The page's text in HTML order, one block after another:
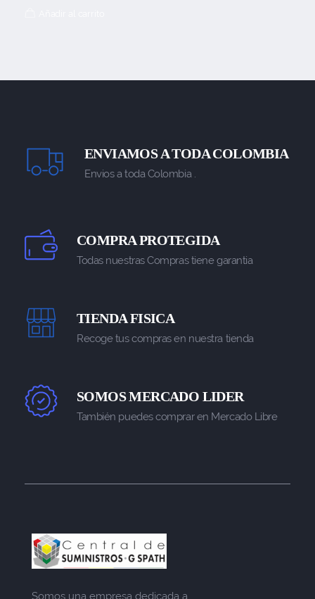
ENVIAMOS A TODA COLOMBIA
Envios a toda Colombia .
COMPRA PROTEGIDA
Todas nuestras Compras tiene garantia
TIENDA FISICA
Recoge tus compras en nuestra tienda
SOMOS MERCADO LIDER
También puedes comprar en Mercado Libre
Somos una empresa dedicada a